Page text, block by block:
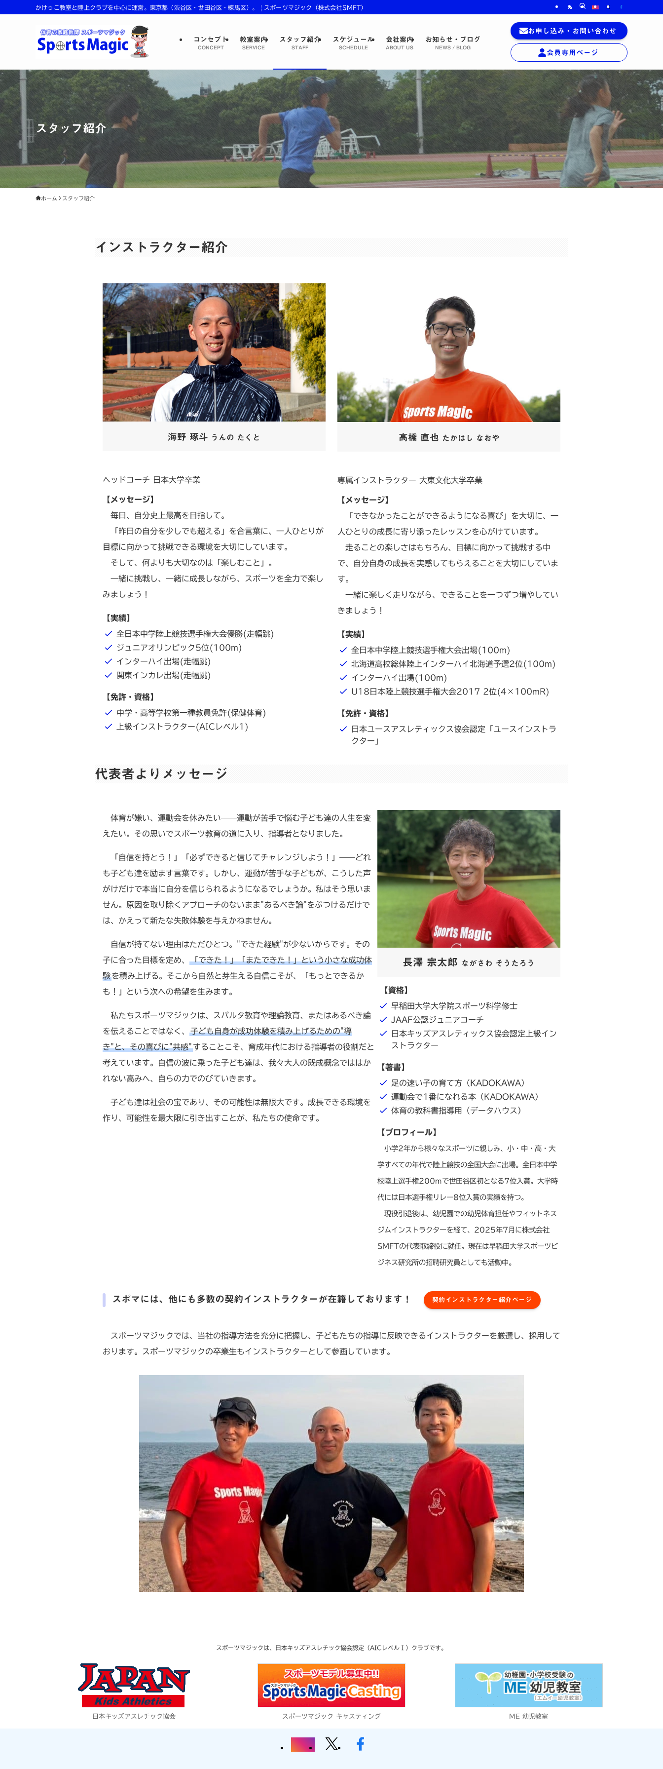
かけっこ教室と陸上クラブを中心に運営。東京都（渋谷区・世田谷区・練馬区）。 | スポーツマジック（株式会社SMFT）
コンセプト
CONCEPT
教室案内
SERVICE
スタッフ紹介
STAFF
スケジュール
SCHEDULE
会社案内
ABOUT US
お知らせ・ブログ
NEWS / BLOG
お申し込み ・ お問い合わせ
会員専用 ページ
スタッフ紹介
ホーム スタッフ紹介
インストラクター紹介
海野 琢斗 うんの たくと
ヘッドコーチ 日本大学卒業
【メッセージ】
毎日、自分史上最高を目指して。
「昨日の自分を少しでも超える」を合言葉に、一人ひとりが
目標に向かって挑戦できる環境を大切にしています。
そして、何よりも大切なのは「楽しむこと」。
一緒に挑戦し、一緒に成長しながら、スポーツを全力で楽し
みましょう！
【実績】
全日本中学陸上競技選手権大会優勝(走幅跳)
ジュニアオリンピック5位(100m)
インターハイ出場(走幅跳)
関東インカレ出場(走幅跳)
【免許・資格】
中学・高等学校第一種教員免許(保健体育)
上級インストラクター(AICレベル1)
高橋 直也 たかはし なおや
専属インストラクター 大東文化大学卒業
【メッセージ】
「できなかったことができるようになる喜び」を大切に、一
人ひとりの成長に寄り添ったレッスンを心がけています。
走ることの楽しさはもちろん、目標に向かって挑戦する中
で、自分自身の成長を実感してもらえることを大切にしていま
す。
一緒に楽しく走りながら、できることを一つずつ増やしてい
きましょう！
【実績】
全日本中学陸上競技選手権大会出場(100m)
北海道高校総体陸上インターハイ北海道予選2位(100m)
インターハイ出場(100m)
U18日本陸上競技選手権大会2017 2位(4×100mR)
【免許・資格】
日本ユースアスレティックス協会認定「ユースインストラ
クター」
代表者よりメッセージ
体育が嫌い、運動会を休みたい——運動が苦手で悩む子ども達の人生を変
えたい。その思いでスポーツ教育の道に入り、指導者となりました。
「自信を持とう！」「必ずできると信じてチャレンジしよう！」——どれ
も子ども達を励ます言葉です。しかし、運動が苦手な子どもが、こうした声
がけだけで本当に自分を信じられるようになるでしょうか。私はそう思いま
せん。原因を取り除くアプローチのないまま"あるべき論"をぶつけるだけで
は、かえって新たな失敗体験を与えかねません。
自信が持てない理由はただひとつ。"できた経験"が少ないからです。その
子に合った目標を定め、
「できた！」「またできた！」という小さな成功体
験を積み上げる。そこから自然と芽生える自信こそが、「もっとできるか
も！」という次への希望を生みます。
私たちスポーツマジックは、スパルタ教育や理論教育、またはあるべき論
を伝えることではなく、
子ども自身が成功体験を積み上げるための"導
き"と、その喜びに"共感"することこそ、育成年代における指導者の役割だと
考えています。自信の波に乗った子ども達は、我々大人の既成概念でははか
れない高みへ、自らの力でのびていきます。
子ども達は社会の宝であり、その可能性は無限大です。成長できる環境を
作り、可能性を最大限に引き出すことが、私たちの使命です。
長澤 宗太郎 ながさわ そうたろう
【資格】
早稲田大学大学院スポーツ科学修士
JAAF公認ジュニアコーチ
日本キッズアスレティックス協会認定上級イン
ストラクター
【著書】
足の速い子の育て方（KADOKAWA）
運動会で1番になれる本（KADOKAWA）
体育の教科書指導用（データハウス）
【プロフィール】
小学2年から様々なスポーツに親しみ、小・中・高・大
学すべての年代で陸上競技の全国大会に出場。全日本中学
校陸上選手権200mで世田谷区初となる7位入賞。大学時
代には日本選手権リレー8位入賞の実績を持つ。
現役引退後は、幼児園での幼児体育担任やフィットネス
ジムインストラクターを経て、2025年7月に株式会社
SMFTの代表取締役に就任。現在は早稲田大学スポーツビ
ジネス研究所の招聘研究員としても活動中。
スポマには、他にも多数の契約インストラクターが在籍しております！ 契約インストラクター紹介ページ
スポーツマジックでは、当社の指導方法を充分に把握し、子どもたちの指導に反映できるインストラクターを厳選し、採用して
おります。スポーツマジックの卒業生もインストラクターとして参画しています。
スポーツマジックは、日本キッズアスレチック協会認定（AICレベルⅠ）クラブです。
日本キッズアスレチック協会 スポーツマジック キャスティング ME 幼児教室